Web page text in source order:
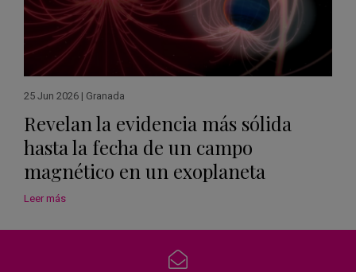
25 Jun 2026 | Granada
Revelan la evidencia más sólida
hasta la fecha de un campo
magnético en un exoplaneta
Leer más